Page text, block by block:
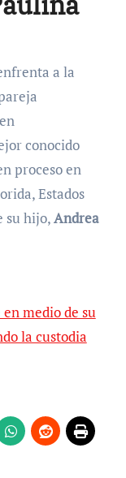
a la
conocido
proceso en
Estados
su hijo,Andrea
medio de su
la custodia